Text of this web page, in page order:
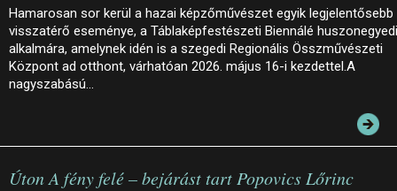
Hamarosan sor kerül a hazai képzőművészet egyik legjelentősebb
visszatérő eseménye, a Táblaképfestészeti Biennálé
alkalmára, amelynek idén is a szegedi Regionális Összművészeti
Központ ad otthont, várhatóan 2026. május 16-i kezdettel.A
nagyszabású…
Úton A fény felé – bejárást tart Popovics Lőrinc